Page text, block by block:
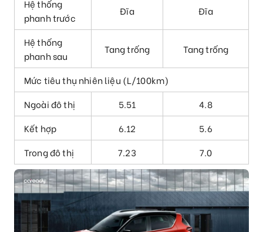
Hệ thống
phanh trước
Đĩa Đĩa
Hệ thống
phanh sau
Tang trống Tang trống
Mức tiêu thụ nhiên liệu (L/100km)
Ngoài đô thị
5.51
4.8
Kết hợp
6.12
5.6
Trong đô thị
7.23 7.0